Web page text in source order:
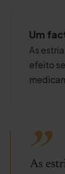
Um
As
efeito
As